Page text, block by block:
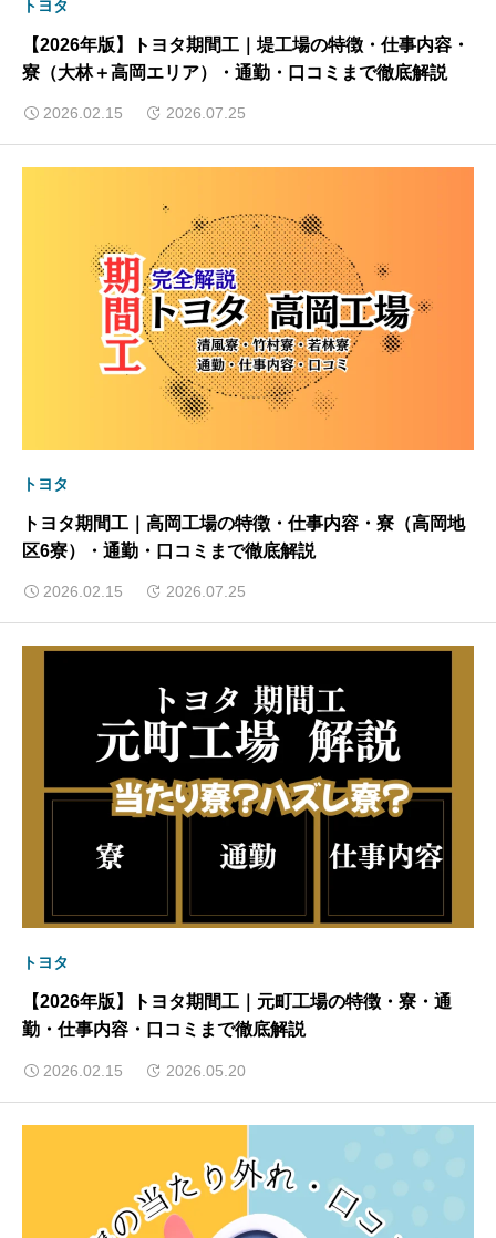
トヨタ
【2026年版】トヨタ期間工｜堤工場の特徴・仕事内容・
寮（大林＋高岡エリア）・通勤・口コミまで徹底解説
2026.02.15 2026.07.25
トヨタ
トヨタ期間工｜高岡工場の特徴・仕事内容・寮（高岡地
区6寮）・通勤・口コミまで徹底解説
2026.02.15 2026.07.25
トヨタ
【2026年版】トヨタ期間工｜元町工場の特徴・寮・通
勤・仕事内容・口コミまで徹底解説
2026.02.15 2026.05.20